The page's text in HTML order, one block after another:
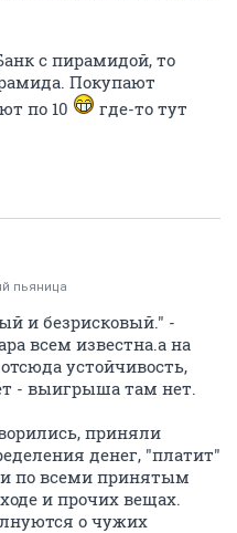
с пирамидой, то
Покупают
по 10
где-то тут
пьяница
и безрисковый." -
всем известна.а на
устойчивость,
- выигрыша там нет.
приняли
денег, "платит"
по всеми принятым
и прочих вещах.
о чужих